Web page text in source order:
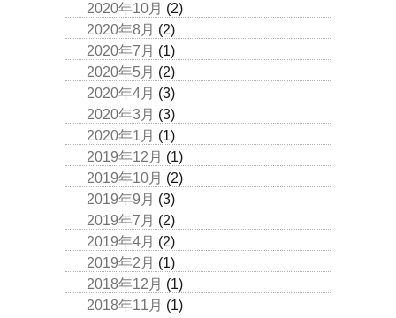
2020年10月 (2)
2020年8月 (2)
2020年7月 (1)
2020年5月 (2)
2020年4月 (3)
2020年3月 (3)
2020年1月 (1)
2019年12月 (1)
2019年10月 (2)
2019年9月 (3)
2019年7月 (2)
2019年4月 (2)
2019年2月 (1)
2018年12月 (1)
2018年11月 (1)